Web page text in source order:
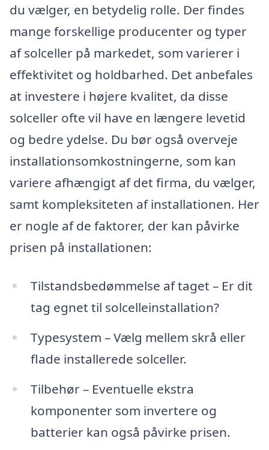
du vælger, en betydelig rolle. Der findes
mange forskellige producenter og typer
af solceller på markedet, som varierer i
effektivitet og holdbarhed. Det anbefales
at investere i højere kvalitet, da disse
solceller ofte vil have en længere levetid
og bedre ydelse. Du bør også overveje
installationsomkostningerne, som kan
variere afhængigt af det firma, du vælger,
samt kompleksiteten af installationen. Her
er nogle af de faktorer, der kan påvirke
prisen på installationen:
Tilstandsbedømmelse af taget – Er dit
tag egnet til solcelleinstallation?
Typesystem – Vælg mellem skrå eller
flade installerede solceller.
Tilbehør – Eventuelle ekstra
komponenter som invertere og
batterier kan også påvirke prisen.